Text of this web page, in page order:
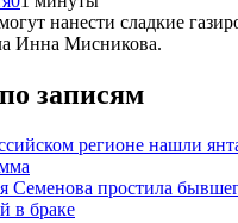
нанести сладкие
Инна Мисникова.
записям
регионе нашли
Семенова простила
в браке